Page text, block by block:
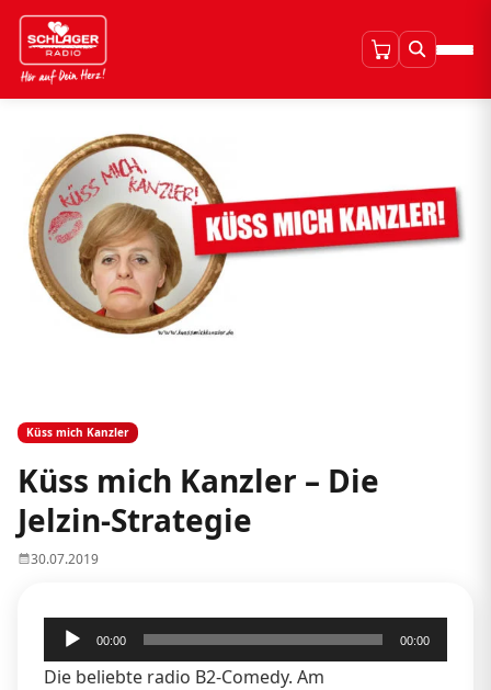
Küss mich Kanzler
Küss mich Kanzler – Die
Jelzin-Strategie
30.07.2019
Audio-
Player
00:00 00:00
Die beliebte radio B2-Comedy. Am